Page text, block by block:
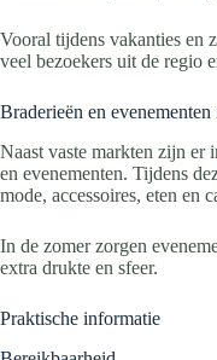
Vooral tijdens vakanties en
veel bezoekers uit de regio
Braderieën en
Naast vaste markten zijn er
en evenementen. Tijdens
mode, accessoires, eten en
In de zomer zorgen
extra drukte en sfeer.
Praktische informatie